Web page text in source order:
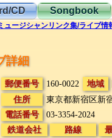
CD Songbook
ュージシャンリンク集/ライブ情
詳細
郵便番号 160-0022 地域
住所
東京都新宿区新
電話番号
03-3354-2024
鉄道会社
路線